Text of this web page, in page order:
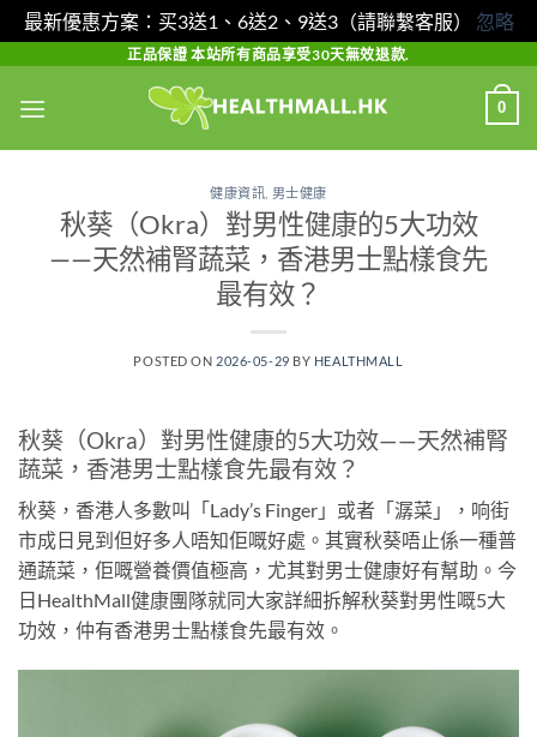
最新優惠方案：买3送1、6送2、9送3（請聯繫客服） 忽略
content
正品保證 本站所有商品享受30天無效退款.
0
健康資訊 男士健康
秋葵（Okra）對男性健康的5大功效
——天然補腎蔬菜，香港男士點樣食先
最有效？
POSTED ON 2026-05-29 BY HEALTHMALL
秋葵（Okra）對男性健康的5大功效——天然補腎
蔬菜，香港男士點樣食先最有效？
秋葵，香港人多數叫「Lady’s Finger」或者「潺菜」，响街
市成日見到但好多人唔知佢嘅好處。其實秋葵唔止係一種普
通蔬菜，佢嘅營養價值極高，尤其對男士健康好有幫助。今
日HealthMall健康團隊就同大家詳細拆解秋葵對男性嘅5大
功效，仲有香港男士點樣食先最有效。